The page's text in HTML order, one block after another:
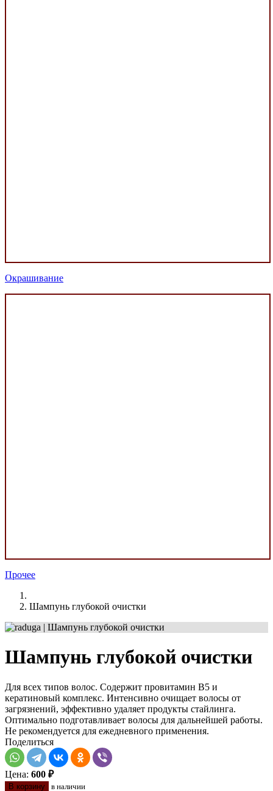
Окрашивание
Прочее
Шампунь глубокой очистки
Шампунь глубокой очистки
Для всех типов волос. Содержит провитамин В5 и
кератиновый комплекс. Интенсивно очищает волосы от
загрязнений, эффективно удаляет продукты стайлинга.
Оптимально подготавливает волосы для дальнейшей работы.
Не рекомендуется для ежедневного применения.
Поделиться
Цена: 600 ₽
В корзину в наличии